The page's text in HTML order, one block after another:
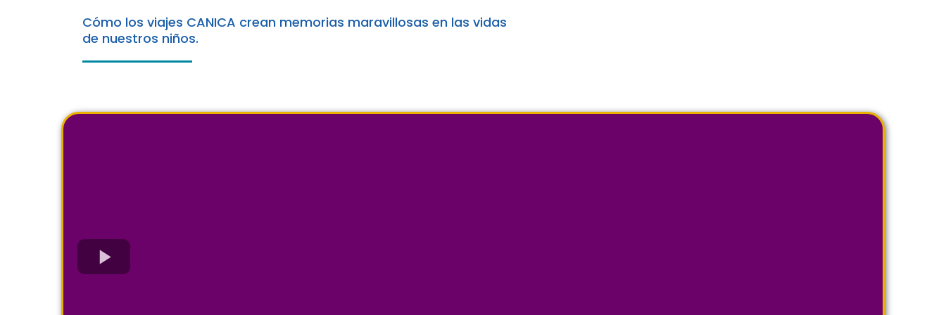
Cómo los viajes CANICA crean memorias maravillosas en las vidas
de nuestros niños.